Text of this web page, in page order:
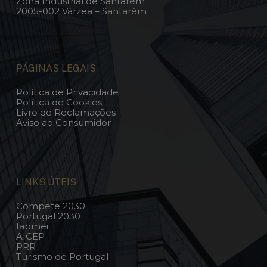
2005-002 Várzea – Santarém
PÁGINAS LEGAIS
Política de Privacidade
Política de Cookies
Livro de Reclamações
Aviso ao Consumidor
LINKS ÚTEIS
Compete 2030
Portugal 2030
Iapmei
AICEP
PRR
Turismo de Portugal